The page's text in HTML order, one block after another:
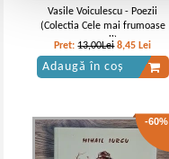
Vasile Voiculescu - Poezii
(Colectia Cele mai frumoase
poezii)
Pret:13,00Lei 8,45 Lei
Adaugă în coș
-60%